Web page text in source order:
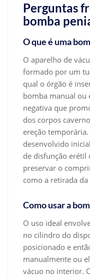
Perguntas
bomba
O que é uma
O aparelho de
formado por um
qual o órgão é
bomba manual ou
negativa que
dos corpos
ereção
desenvolvido
de disfunção erétil
preservar o
como a retirada
Como usar a
O uso ideal
no cilindro do
posicionado e
manualmente ou
vácuo no interior.